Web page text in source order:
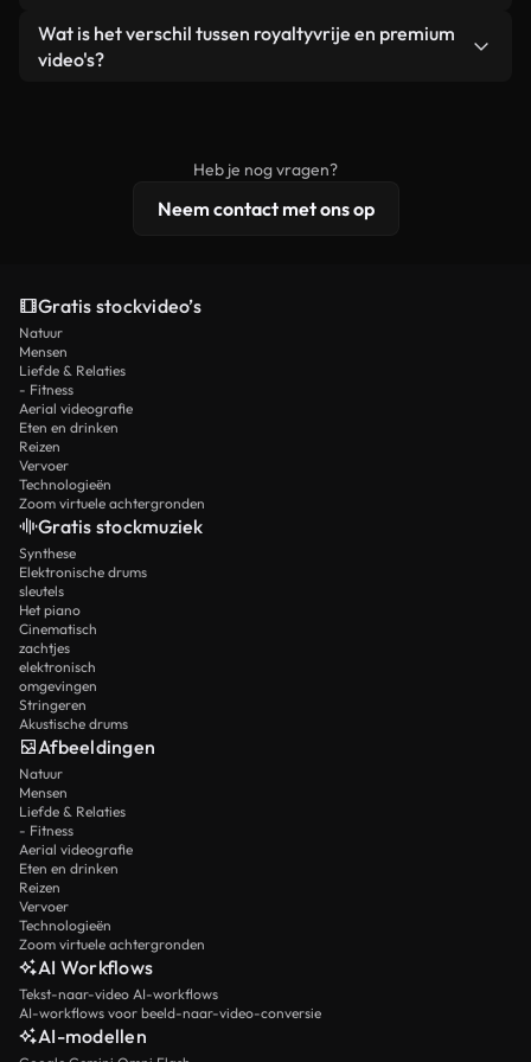
een losstaand product.
Je krijgt schoon, direct bruikbaar beeldmateriaal.
Ja. Je mag onze video's inkorten, bijsnijden of
remixen. Zorg er wel voor dat het eindproduct
Wat is het verschil tussen royaltyvrije en premium
video's?
licentiebescherming omvat.
Heb je nog vragen?
Neem contact met ons op
Gratis stockvideo’s
Natuur
Mensen
Liefde & Relaties
- Fitness
Aerial videografie
Eten en drinken
Reizen
Vervoer
Technologieën
Zoom virtuele achtergronden
Gratis stockmuziek
Synthese
Elektronische drums
sleutels
Het piano
Cinematisch
zachtjes
elektronisch
omgevingen
Stringeren
Akustische drums
Afbeeldingen
Natuur
Mensen
Liefde & Relaties
- Fitness
Aerial videografie
Eten en drinken
Reizen
Vervoer
Technologieën
Zoom virtuele achtergronden
AI Workflows
Tekst-naar-video AI-workflows
AI-workflows voor beeld-naar-video-conversie
AI-modellen